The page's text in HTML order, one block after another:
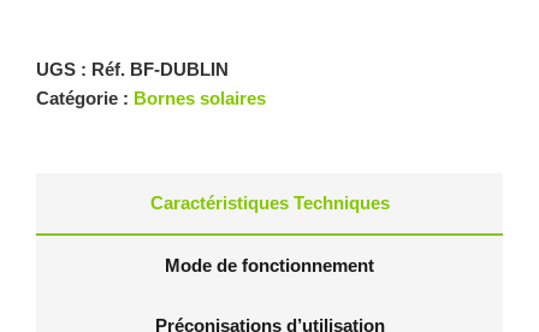
UGS : Réf. BF-DUBLIN
Catégorie : Bornes solaires
Caractéristiques Techniques
Mode de fonctionnement
Préconisations d’utilisation